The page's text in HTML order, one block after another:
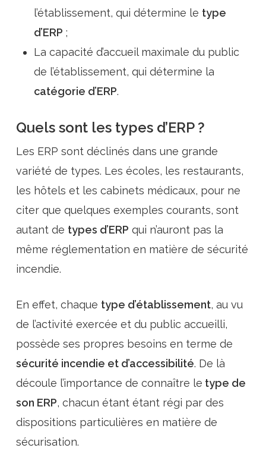
l’établissement, qui détermine le type
d’ERP ;
La capacité d’accueil maximale du public
de l’établissement, qui détermine la
catégorie d’ERP.
Quels sont les types d’ERP ?
Les ERP sont déclinés dans une grande
variété de types. Les écoles, les restaurants,
les hôtels et les cabinets médicaux, pour ne
citer que quelques exemples courants, sont
autant de types d’ERP qui n’auront pas la
même réglementation en matière de sécurité
incendie.
En effet, chaque type d’établissement, au vu
de l’activité exercée et du public accueilli,
possède ses propres besoins en terme de
sécurité incendie et d’accessibilité. De là
découle l’importance de connaître le type de
son ERP, chacun étant étant régi par des
dispositions particulières en matière de
sécurisation.